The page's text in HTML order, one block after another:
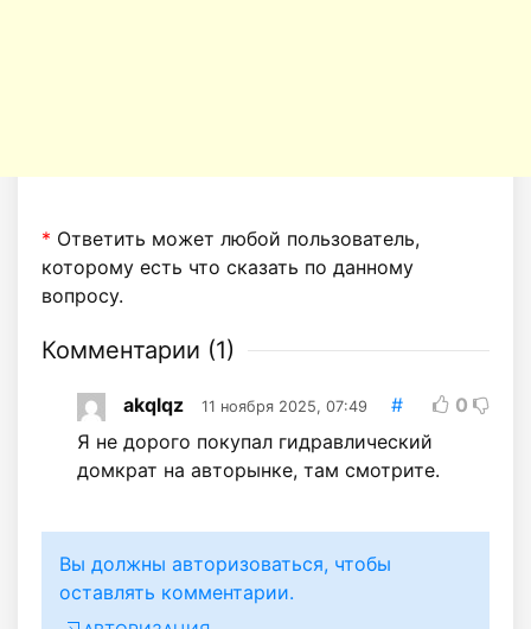
* Ответить может любой пользователь,
которому есть что сказать по данному
вопросу.
Комментарии (1)
akqlqz 11 ноября 2025, 07:49 #
0
Я не дорого покупал гидравлический
домкрат на авторынке, там смотрите.
Вы должны авторизоваться, чтобы
оставлять комментарии.